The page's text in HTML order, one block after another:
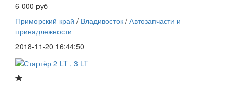
6 000 руб
Приморский край / Владивосток / Автозапчасти и
принадлежности
2018-11-20 16:44:50